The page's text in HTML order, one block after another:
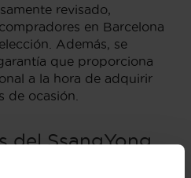
revisado,
en Barcelona
Además, se
que proporciona
a la hora de adquirir
de ocasión.
del SsangYong